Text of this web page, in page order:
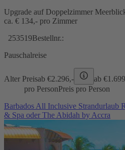
Upgrade auf Doppelzimmer
ca. € 134,- pro Zimmer
253519Bestellnr.:
Pauschalreise
Alter Preisab €2.296,- ab €
pro PersonPreis pro Person
Barbados All Inclusive Strandurlaub
& Spa oder The Abidah by Accra